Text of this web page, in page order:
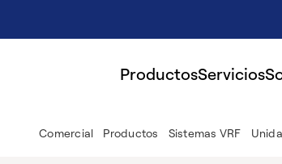
ProductosServicios
Comercial Productos Sistemas VRF